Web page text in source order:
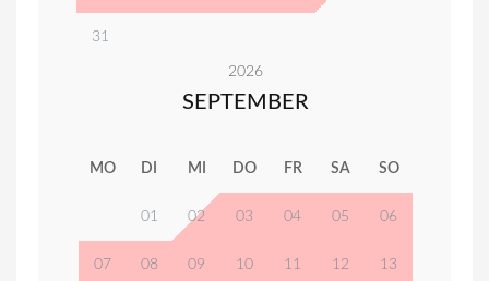
31
2026
SEPTEMBER
MO DI MI DO FR SA SO
01 02 03 04 05 06
07 08 09 10 11 12 13